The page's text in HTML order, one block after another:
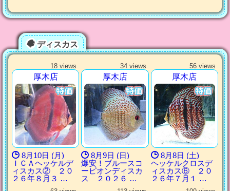
ディスカス
18 views
厚木店
8月10日 (月)
ＩＣＡヘッケルデ
ィスカス② ２０
２６年８月３ …
34 views
厚木店
8月9日 (日)
爆安！ブルースコ
ーピオンディスカ
ス ２０２６ …
56 views
厚木店
8月8日 (土)
ヘッケルクロスデ
ィスカス⑥ ２０
２６年７月１ …